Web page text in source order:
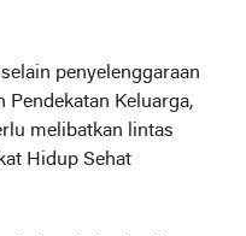
penyelenggaraan
Pendekatan Keluarga,
melibatkan lintas
Hidup Sehat